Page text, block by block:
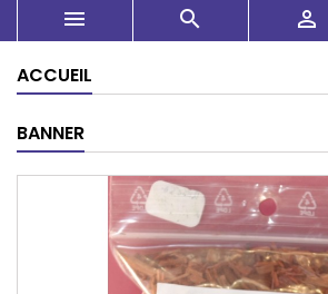
  
ACCUEIL
BANNER